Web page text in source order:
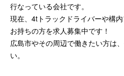
行なっている会社です。
現在、4tトラックドライバーや構
お持ちの方を求人募集中です！
広島市やその周辺で働きたい方は
い。